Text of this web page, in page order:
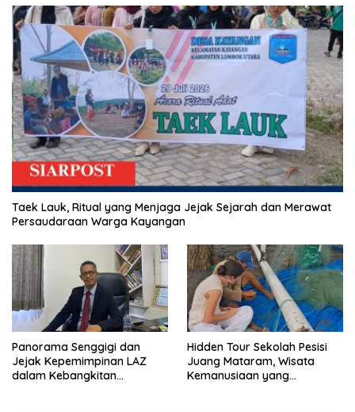
Taek Lauk, Ritual yang Menjaga Jejak Sejarah dan Merawat
Persaudaraan Warga Kayangan
Panorama Senggigi dan
Jejak Kepemimpinan LAZ
dalam Kebangkitan
Hidden Tour Sekolah Pesisi
Juang Mataram, Wisata
Kemanusiaan yang